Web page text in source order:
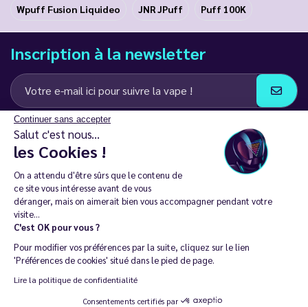
Continuer sans accepter
Salut c'est nous...
les Cookies !
On a attendu d'être sûrs que le contenu de
ce site vous intéresse avant de vous
déranger, mais on aimerait bien vous accompagner pendant votre
visite...
C'est OK pour vous ?
Pour modifier vos préférences par la suite, cliquez sur le lien
'Préférences de cookies' situé dans le pied de page.
Lire la politique de confidentialité
Consentements certifiés par
Wpuff Fusion Liquideo JNR JPuff Puff 100K
Inscription à la newsletter
J’accepte de recevoir des communications e-mail et SMS de la part de
LD Groupe
Restez en contact
La vente de cigarette électronique est interdite chez les moins de
18 ans. 🔞
Copyright © 2014 - 2026 Le Vapoteur Discount - Tous droits